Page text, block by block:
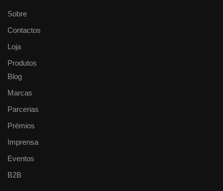
Sobre
Contactos
Loja
Produtos
Blog
Marcas
Parcerias
Prémios
Imprensa
Eventos
B2B